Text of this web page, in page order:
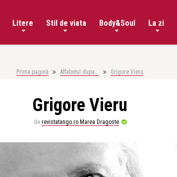
Litere Stil de viata Body&Soul La zi
Prima pagină Alfabetul dupa... Grigore Vieru
Grigore Vieru
de revistatango.ro Marea Dragoste